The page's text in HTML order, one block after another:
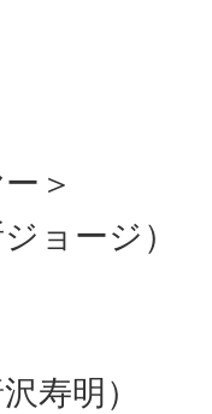
ー＞
ョージ）
寿明）